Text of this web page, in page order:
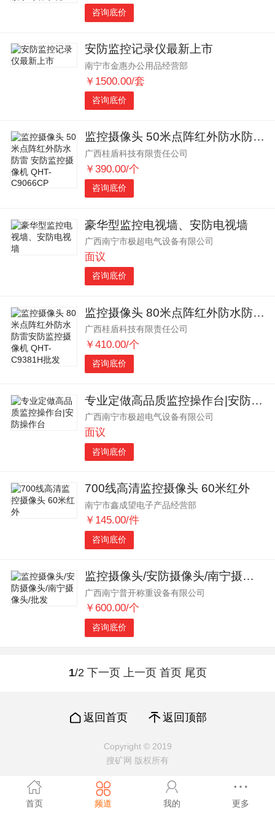
咨询底价
安防监控记录仪最新上市
南宁市金惠办公用品经营部
￥1500.00/套
咨询底价
监控摄像头 50米点阵红外防水防雷 安防监控摄像机 QHT-C9066CP
广西桂盾科技有限责任公司
￥390.00/个
咨询底价
豪华型监控电视墙、安防电视墙
广西南宁市极超电气设备有限公司
面议
咨询底价
监控摄像头 80米点阵红外防水防雷安防监控摄像机 QHT-C9381H批发
广西桂盾科技有限责任公司
￥410.00/个
咨询底价
专业定做高品质监控操作台|安防操作台
广西南宁市极超电气设备有限公司
面议
咨询底价
700线高清监控摄像头 60米红外
南宁市鑫成望电子产品经营部
￥145.00/件
咨询底价
监控摄像头/安防摄像头/南宁摄像头/批发
广西南宁普开称重设备有限公司
￥600.00/个
咨询底价
1/2 下一页 上一页 首页 尾页
返回首页 返回顶部
Copyright © 2019
搜矿网 版权所有
首页 频道 我的 更多